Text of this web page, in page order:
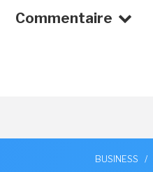
Commentaire
BUSINESS /